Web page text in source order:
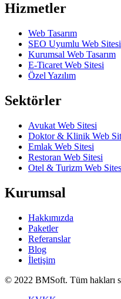
Hizmetler
Web Tasarım
SEO Uyumlu Web Sitesi
Kurumsal Web Tasarım
E-Ticaret Web Sitesi
Özel Yazılım
Sektörler
Avukat Web Sitesi
Doktor & Klinik Web
Emlak Web Sitesi
Restoran Web Sitesi
Otel & Turizm Web
Kurumsal
Hakkımızda
Paketler
Referanslar
Blog
İletişim
© 2022 BMSoft. Tüm hakları